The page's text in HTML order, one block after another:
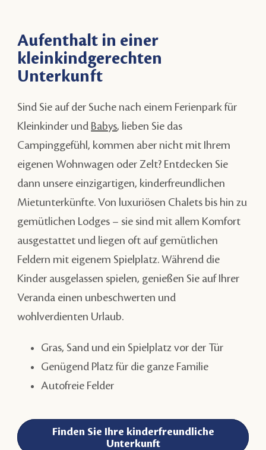
Aufenthalt in einer
kleinkindgerechten
Unterkunft
Sind Sie auf der Suche nach einem Ferienpark für
Kleinkinder und Babys, lieben Sie das
Campinggefühl, kommen aber nicht mit Ihrem
eigenen Wohnwagen oder Zelt? Entdecken Sie
dann unsere einzigartigen, kinderfreundlichen
Mietunterkünfte. Von luxuriösen Chalets bis hin zu
gemütlichen Lodges – sie sind mit allem Komfort
ausgestattet und liegen oft auf gemütlichen
Feldern mit eigenem Spielplatz. Während die
Kinder ausgelassen spielen, genießen Sie auf Ihrer
Veranda einen unbeschwerten und
wohlverdienten Urlaub.
Gras, Sand und ein Spielplatz vor der Tür
Genügend Platz für die ganze Familie
Autofreie Felder
Finden Sie Ihre kinderfreundliche
Unterkunft